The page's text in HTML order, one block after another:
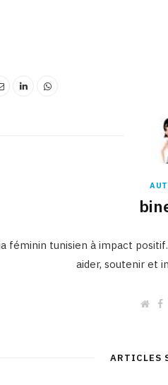
féminin tunisien à impact
aider, soutenir et
W
t
e
F
o
o
ARTICLES